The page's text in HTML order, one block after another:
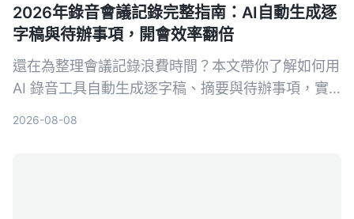
2026年錄音會議記錄完整指南：AI自動生成逐
字稿與待辦事項，開會效率翻倍
還在為整理會議記錄浪費時間？本文帶你了解如何用
AI 錄音工具自動生成逐字稿、摘要與待辦事項，實
2026-08-08